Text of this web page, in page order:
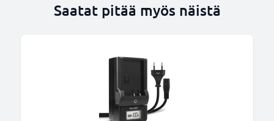
Saatat pitää myös näistä